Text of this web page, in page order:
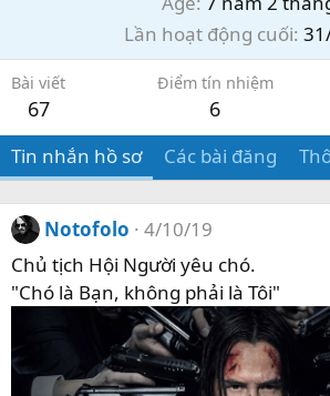
Lần hoạt động cuối
Bài viết
67
Điểm tín nhiệm
6
Tin nhắn hồ sơ Các bài đăng
Notofolo
4/10/19
Chủ tịch Hội Người yêu chó.
"Chó là Bạn, không phải là Tôi"